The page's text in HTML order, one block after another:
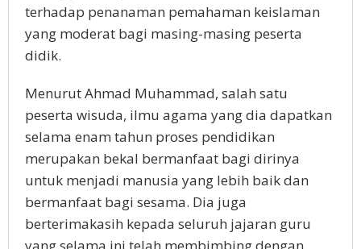
terhadap penanaman pemahaman keislaman
yang moderat bagi masing-masing peserta
didik.
Menurut Ahmad Muhammad, salah satu
peserta wisuda, ilmu agama yang dia dapatkan
selama enam tahun proses pendidikan
merupakan bekal bermanfaat bagi dirinya
untuk menjadi manusia yang lebih baik dan
bermanfaat bagi sesama. Dia juga
berterimakasih kepada seluruh jajaran guru